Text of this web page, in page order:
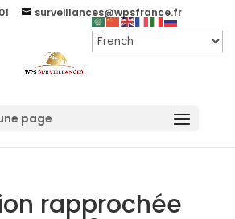
surveillances@wpsfrance.fr
page
rapprochée